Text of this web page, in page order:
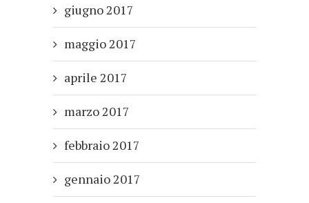
giugno 2017
maggio 2017
aprile 2017
marzo 2017
febbraio 2017
gennaio 2017